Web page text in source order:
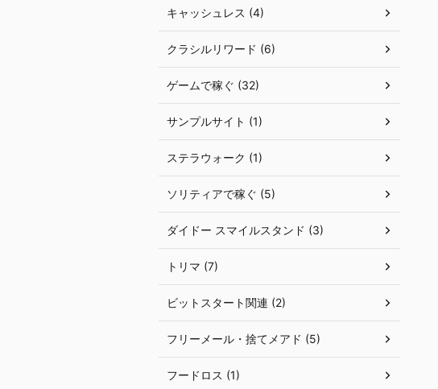
キャッシュレス (4)
クラシルリワード (6)
ゲームで稼ぐ (32)
サンプルサイト (1)
ステラウォーク (1)
ソリティアで稼ぐ (5)
ダイドー スマイルスタンド (3)
トリマ (7)
ビットスタート関連 (2)
フリーメール・捨てメアド (5)
フードロス (1)